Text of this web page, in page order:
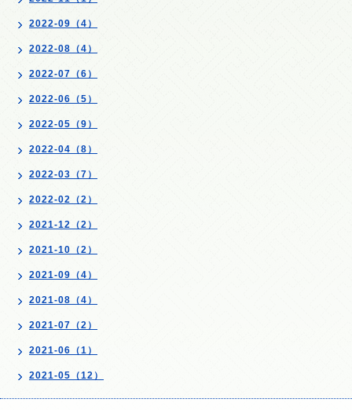
2022-09（4）
2022-08（4）
2022-07（6）
2022-06（5）
2022-05（9）
2022-04（8）
2022-03（7）
2022-02（2）
2021-12（2）
2021-10（2）
2021-09（4）
2021-08（4）
2021-07（2）
2021-06（1）
2021-05（12）